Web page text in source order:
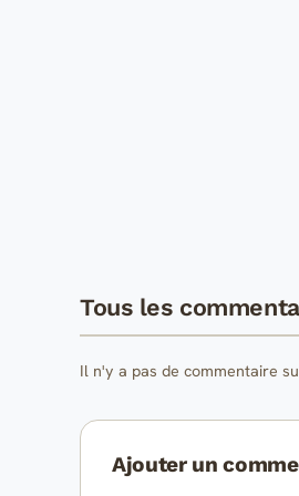
Tous les
Il n'y a pas de commentaire
Ajouter un